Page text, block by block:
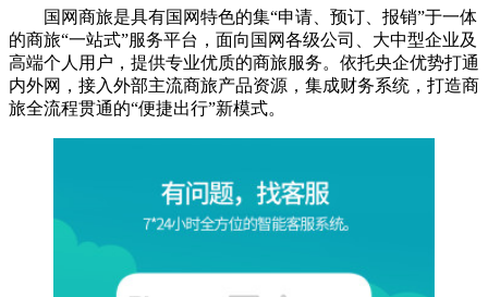
国网商旅是具有国网特色的集“申请、预订、报销”于一体
的商旅“一站式”服务平台，面向国网各级公司、大中型企业及
高端个人用户，提供专业优质的商旅服务。依托央企优势打通
内外网，接入外部主流商旅产品资源，集成财务系统，打造商
旅全流程贯通的“便捷出行”新模式。